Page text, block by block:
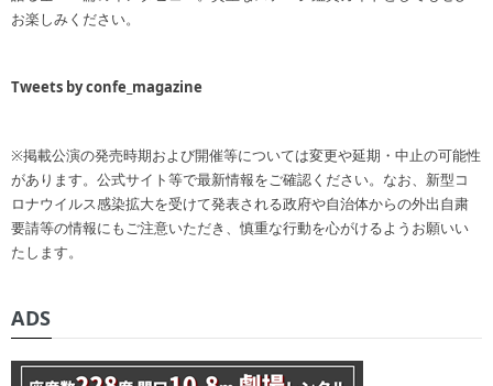
お楽しみください。
Tweets by confe_magazine
※掲載公演の発売時期および開催等については変更や延期・中止の可能性
があります。公式サイト等で最新情報をご確認ください。なお、新型コ
ロナウイルス感染拡大を受けて発表される政府や自治体からの外出自粛
要請等の情報にもご注意いただき、慎重な行動を心がけるようお願いい
たします。
ADS